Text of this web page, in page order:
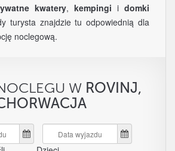
kwatery, kempingi i domki
turysta znajdzie tu odpowiednią dla
noclegową.
W ROVINJ,